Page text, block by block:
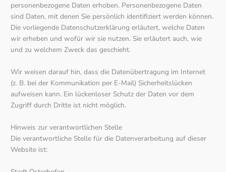
personenbezogene Daten erhoben. Personenbezogene Daten
sind Daten, mit denen Sie persönlich identifiziert werden können.
Die vorliegende Datenschutzerklärung erläutert, welche Daten
wir erheben und wofür wir sie nutzen. Sie erläutert auch, wie
und zu welchem Zweck das geschieht.
Wir weisen darauf hin, dass die Datenübertragung im Internet
(z. B. bei der Kommunikation per E-Mail) Sicherheitslücken
aufweisen kann. Ein lückenloser Schutz der Daten vor dem
Zugriff durch Dritte ist nicht möglich.
Hinweis zur verantwortlichen Stelle
Die verantwortliche Stelle für die Datenverarbeitung auf dieser
Website ist: